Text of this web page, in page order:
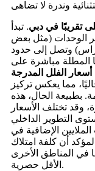
تقريبًا في دبي. تبدأ
الوحدات (مثل بعض
وتصل إلى حدود
المطلة مباشرة على
الفلل المدرجة
مما يعكس تركيز
بطبيعة الحال، هذه
وقد تختلف الأسعار
التطوير الداخلي
الإضافية في
أن كلفة امتلاك
في المناطق الأخرى
الأقل حصرية.